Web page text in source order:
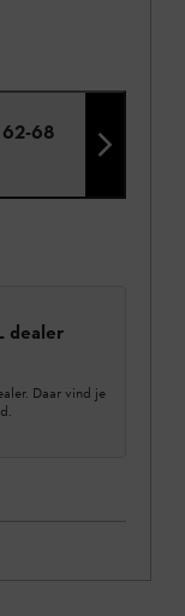
62-68
dealer
Daar vind je